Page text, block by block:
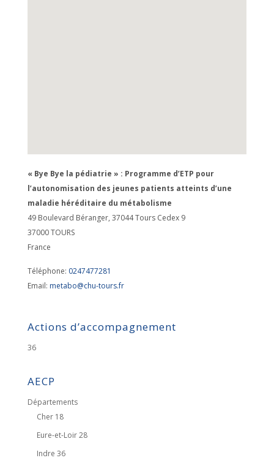
« Bye Bye la pédiatrie » : Programme d’ETP pour
l’autonomisation des jeunes patients atteints d’une
maladie héréditaire du métabolisme
49 Boulevard Béranger, 37044 Tours Cedex 9
37000TOURS
France
Téléphone: 0247477281
Email: metabo@chu-tours.fr
Actions d’accompagnement
36
AECP
Départements
Cher 18
Eure-et-Loir 28
Indre 36